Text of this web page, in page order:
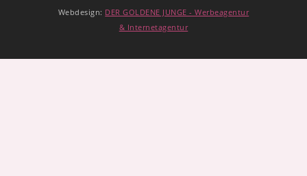
Webdesign: DER GOLDENE JUNGE - Werbeagentur
& Internetagentur